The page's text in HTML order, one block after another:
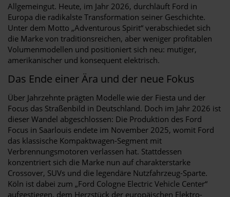
Allgemeingut. Heute, im Jahr 2026, durchläuft Ford in
Europa die radikalste Transformation seiner Geschichte.
Unter dem Motto „Adventurous Spirit“ verabschiedet sich
die Marke von traditionsreichen, aber weniger profitablen
Volumenmodellen und positioniert sich neu: mutiger,
amerikanischer und konsequent elektrisch.
Das Ende einer Ära und der neue Fokus
Über Jahrzehnte prägten Modelle wie der Fiesta und der
Focus das Straßenbild in Deutschland. Doch im Jahr 2026 ist
dieser Wandel abgeschlossen: Die Produktion des Ford
Focus in Saarlouis endete im November 2025, womit Ford
das klassische Kompaktwagen-Segment mit
Verbrennungsmotoren verlassen hat. Stattdessen
konzentriert sich die Marke nun auf charakterstarke
Crossover, SUVs und die legendäre Nutzfahrzeug-Sparte.
Köln ist dabei zum „Ford Cologne Electric Vehicle Center“
aufgestiegen, dem Herzstück der europäischen Elektro-